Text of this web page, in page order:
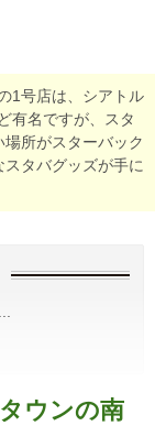
1号店は、シアトル
有名ですが、スタ
所がスターバック
タバグッズが手に
ウンの南